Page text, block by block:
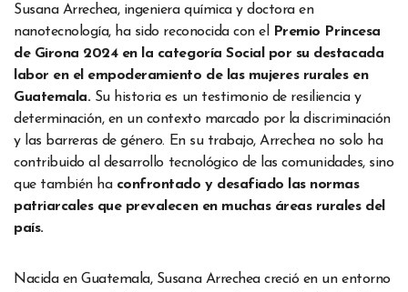
Susana Arrechea, ingeniera química y doctora en
nanotecnología, ha sido reconocida con el
Premio Princesa
de Girona 2024 en la categoría Social por su destacada
labor en el empoderamiento de las mujeres rurales en
Guatemala. Su historia es un testimonio de resiliencia y
determinación, en un contexto marcado por la discriminación
y las barreras de género. En su trabajo, Arrechea no solo ha
contribuido al desarrollo tecnológico de las comunidades, sino
que también ha confrontado y desafiado las normas
patriarcales que prevalecen en muchas áreas rurales del
país.
Nacida en Guatemala, Susana Arrechea creció en un entorno